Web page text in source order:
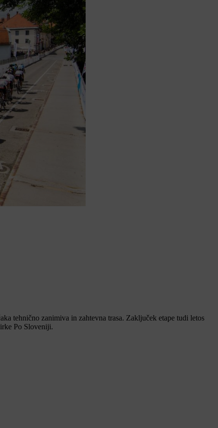
tehnično zanimiva in zahtevna trasa. Zaključek etape tudi letos
Po Sloveniji.